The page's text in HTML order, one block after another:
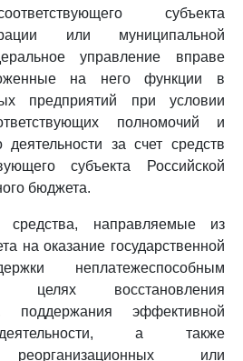
субъекта
или муниципальной
управление вправе
на него функции в
предприятий при условии
полномочий и
за счет средств
субъекта Российской
бюджета.
средства, направляемые из
на оказание государственной
неплатежеспособным
целях восстановления
поддержания эффективной
деятельности, а также
реорганизационных или